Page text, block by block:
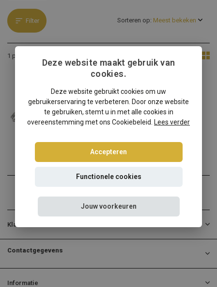
Filter
1 product
Sorteren op:
Seat Ibiza 6K Tuning Art schroefset
Natuurlijk hebben wij ook...
€274,95 €258,95
Klantenservice
Contactgegevens
Informatie
Deze website maakt gebruik van
cookies.
Deze website gebruikt cookies om uw
gebruikerservaring te verbeteren. Door onze website
te gebruiken, stemt u in met alle cookies in
overeenstemming met ons Cookiebeleid.
Lees verder
Accepteren
Functionele cookies
Jouw voorkeuren